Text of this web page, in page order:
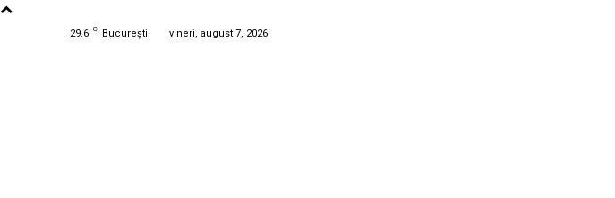
29.6 C București vineri, august 7, 2026